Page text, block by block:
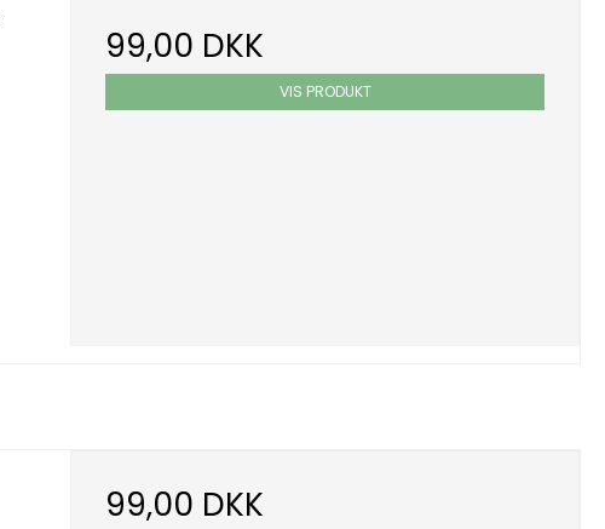
99,00 DKK
VIS PRODUKT
99,00 DKK